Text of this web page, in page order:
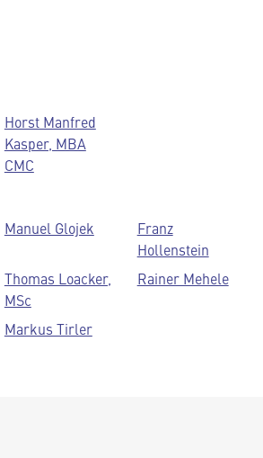
Horst Manfred
Kasper, MBA
CMC
Manuel Glojek
Franz
Hollenstein
Thomas Loacker,
MSc
Rainer Mehele
Markus Tirler